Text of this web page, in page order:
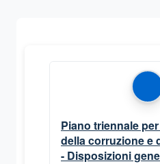
Piano triennale
della corruzione e
- Disposizioni